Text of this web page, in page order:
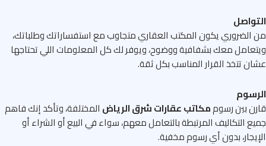
يكون المكتب العقاري متجاوب مع استفساراتك وطلباتك،
معك بشفافية ووضوح، ويوفر لك كل المعلومات اللي تحتاجها
تتخذ القرار المناسب بكل ثقة.
بين رسوممكاتب عقارات شرق الرياضالمختلفة، وتأكد إنك فاهم
التكاليف المرتبطة بالتعامل معهم، سواء في البيع أو الشراء أو
بدون أي رسوم مخفية.